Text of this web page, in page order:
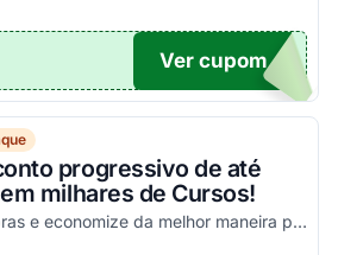
OM20
Ver cupom
progressivo de até
milhares de Cursos!
Aproveite suas compras e economize da melhor maneira possível: 1 curso = 15% Off 2 cursos = 20% Off 3 cursos = 25% Off